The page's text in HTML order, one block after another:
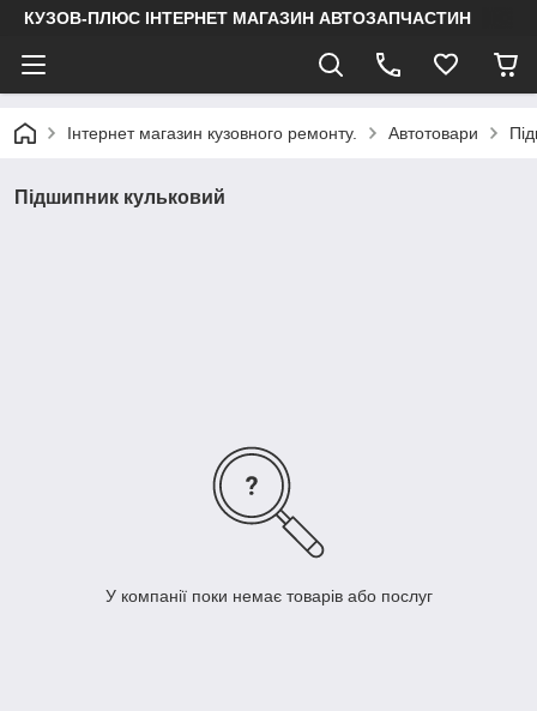
КУЗОВ-ПЛЮС ІНТЕРНЕТ МАГАЗИН АВТОЗАПЧАСТИН
Інтернет магазин кузовного ремонту. Автотовари
Підшипник кульковий
У компанії поки немає товарів або послуг